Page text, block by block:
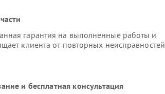
гарантия на выполненные работы и
клиента от повторных неисправностей
и бесплатная консультация